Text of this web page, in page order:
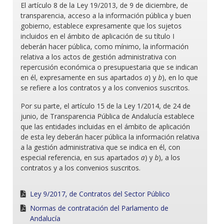
El artículo 8 de la Ley 19/2013, de 9 de diciembre, de
transparencia, acceso a la información pública y buen
gobierno, establece expresamente que los sujetos
incluidos en el ámbito de aplicación de su título I
deberán hacer pública, como mínimo, la información
relativa a los actos de gestión administrativa con
repercusión económica o presupuestaria que se indican
en él, expresamente en sus apartados a) y b), en lo que
se refiere a los contratos y a los convenios suscritos.
Por su parte, el artículo 15 de la Ley 1/2014, de 24 de
junio, de Transparencia Pública de Andalucía establece
que las entidades incluidas en el ámbito de aplicación
de esta ley deberán hacer pública la información relativa
a la gestión administrativa que se indica en él, con
especial referencia, en sus apartados a) y b), a los
contratos y a los convenios suscritos.
Ley 9/2017, de Contratos del Sector Público
Normas de contratación del Parlamento de
Andalucía